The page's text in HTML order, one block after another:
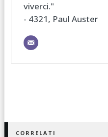
viverci."
- 4321, Paul Auster
CORRELATI